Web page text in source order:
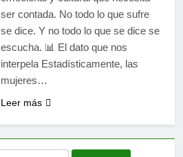
ser contada. No todo lo que sufre
se dice. Y no todo lo que se dice se
escucha. 📊 El dato que nos
interpela Estadísticamente, las
mujeres…
Leer más